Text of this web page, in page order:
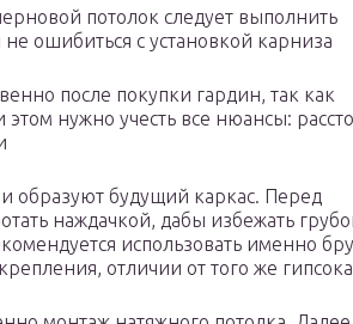
потолок следует выполнить
ошибиться с установкой карниза
после покупки гардин, так как
нужно учесть все нюансы:
образуют будущий каркас. Перед
наждачкой, дабы избежать
использовать именно
отличии от того же